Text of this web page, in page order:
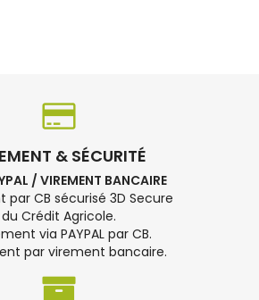
& SÉCURITÉ
/ VIREMENT BANCAIRE
par CB sécurisé 3D Secure
du Crédit Agricole.
via PAYPAL par CB.
par virement bancaire.